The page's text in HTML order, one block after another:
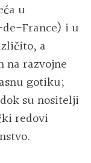
u
France) i u
a
na razvojne
gotiku;
su nositelji
redovi